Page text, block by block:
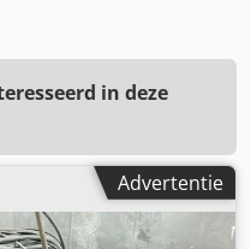
in deze
Advertentie